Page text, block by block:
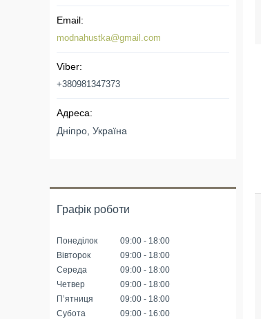
modnahustka@gmail.com
+380981347373
Дніпро, Україна
Графік роботи
Понеділок 09:00
18:00
Вівторок
09:00
18:00
Середа
09:00
18:00
Четвер
09:00
18:00
Пʼятниця
09:00
18:00
Субота
09:00
16:00